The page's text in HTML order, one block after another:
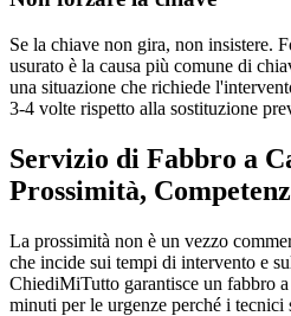
Se la chiave non gira, non insistere.
usurato è la causa più comune di
una situazione che richiede
3-4 volte rispetto alla sostituzione
Servizio di Fabbro a
Prossimità,
La prossimità non è un vezzo
che incide sui tempi di intervento e
ChiediMiTutto garantisce un fabbro
minuti per le urgenze perché i tecnici